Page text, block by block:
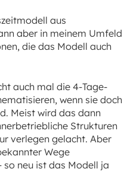
aus
aber in meinem Umfeld
die das Modell auch
auch mal die 4-Tage-
wenn sie doch
Meist wird das dann
Strukturen
verlegen gelacht. Aber
Wege
neu ist das Modell ja